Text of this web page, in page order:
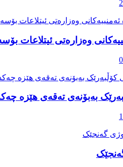
وەزارەتی ئیتلاعات
بەبۆنەی تەقەی هێزە